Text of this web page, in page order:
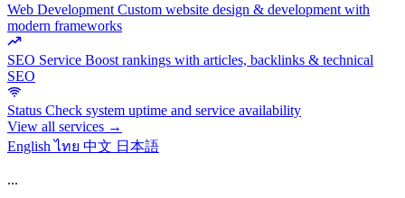
Web Development Custom website design & development with
modern frameworks
SEO Service Boost rankings with articles, backlinks & technical
SEO
Status Check system uptime and service availability
View all services →
Englishไทย 中文 日本語
...